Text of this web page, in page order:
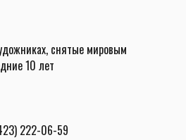
снятые мировым
10 лет
222-06-59